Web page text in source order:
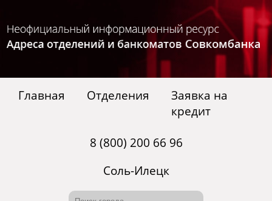
Главная Отделения
Заявка на
кредит
8 (800) 200 66 96
Соль-Илецк